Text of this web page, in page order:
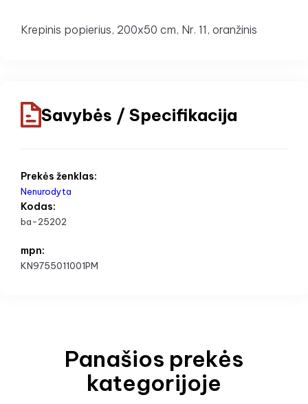
Krepinis popierius, 200x50 cm, Nr. 11, oranžinis
Savybės / Specifikacija
Prekės ženklas:
Nenurodyta
Kodas:
ba-25202
mpn:
KN9755011001PM
Panašios prekės
kategorijoje